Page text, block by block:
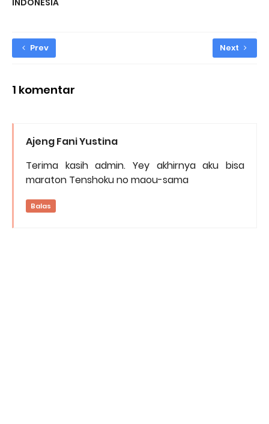
INDONESIA
Prev Next
1 komentar
Ajeng Fani Yustina
Terima kasih admin. Yey akhirnya aku bisa
maraton Tenshoku no maou-sama
Balas